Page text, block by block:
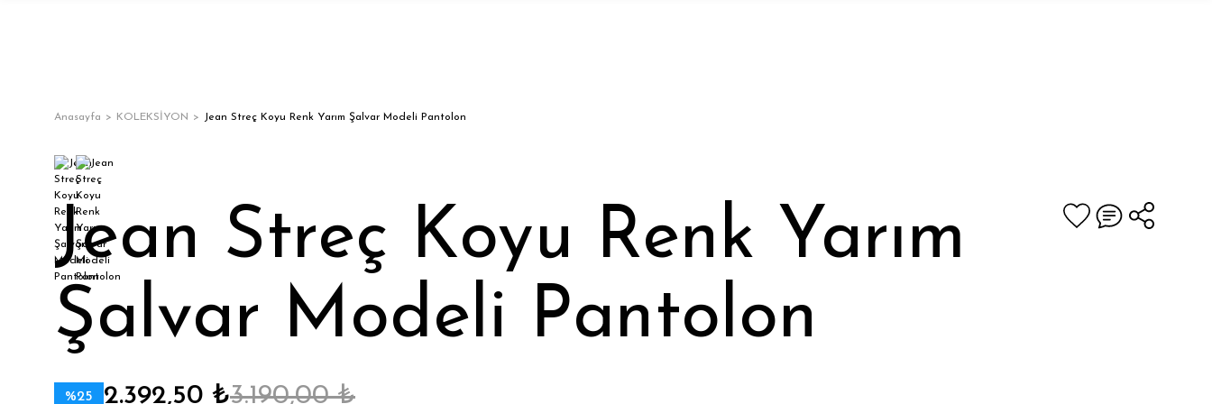
Anasayfa KOLEKSİYON Jean Streç Koyu Renk Yarım Şalvar Modeli Pantolon
Jean Streç Koyu Renk Yarım
Şalvar Modeli Pantolon
%25 2.392,50 ₺3.190,00 ₺